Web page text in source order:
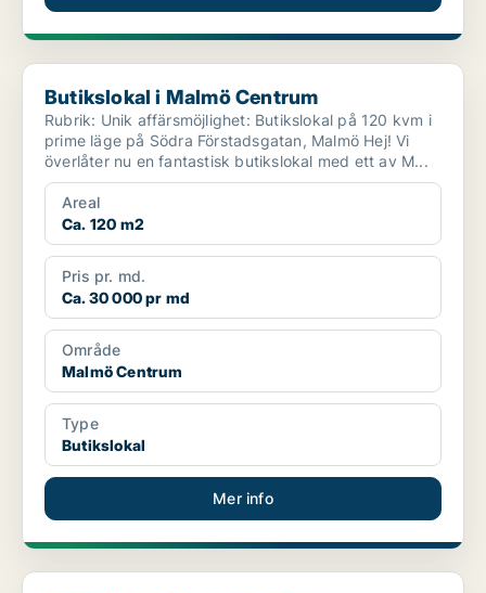
Butikslokal i Malmö Centrum
Butikslokal i Malmö Centrum
Rubrik: Unik affärsmöjlighet: Butikslokal på 120 kvm i
prime läge på Södra Förstadsgatan, Malmö Hej! Vi
överlåter nu en fantastisk butikslokal med ett av M...
Areal
Ca. 120 m2
Pris pr. md.
Ca. 30 000 pr md
Område
Malmö Centrum
Type
Butikslokal
Mer info
Butikslokal i Malmö Centrum